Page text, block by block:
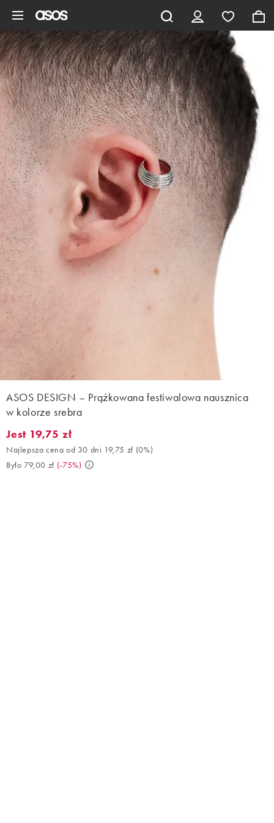
ASOS DESIGN – Prążkowana festiwalowa nausznica
w kolorze srebra
Jest 19,75 zł. Najlepsza cena od 30 dni 19,75 zł (0%). Było
Jest 19,75 zł
Najlepsza cena od 30 dni 19,75 zł (0%)
Było 79,00 zł (-75%)